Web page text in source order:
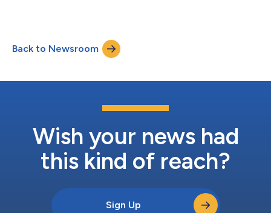
su implementación en Europa, la OTAN y los mercados
internacionales de defensa. Frente a la amenaza de que la
computación cuántica vuelva obso...
Back to Newsroom
Wish your news had
this kind of reach?
Sign Up